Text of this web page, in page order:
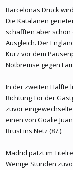
Barcelonas Druck
Die Katalanen
schafften aber
Ausgleich. Der
Kurz vor dem
Notbremse gegen
In der zweiten Hälfte
Richtung Tor der
zuvor
einen von Goalie
Brust ins Netz (87.).
Madrid patzt im
Wenige Stunden